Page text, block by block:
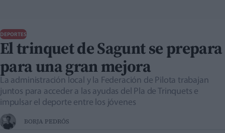
DEPORTES
El trinquet de Sagunt se prepara
para una gran mejora
La administración local y la Federación de Pilota trabajan
juntos para acceder a las ayudas del Pla de Trinquets e
impulsar el deporte entre los jóvenes
BORJA PEDRÓS